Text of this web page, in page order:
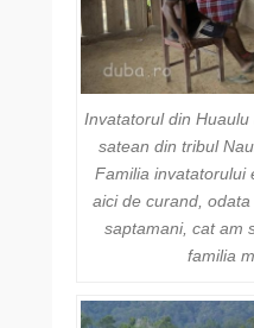
Invatatorul din
satean din tribul
Familia invatatorului
aici de curand,
saptamani, cat am
familia